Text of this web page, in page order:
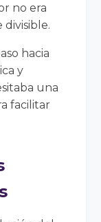
no era
hacia
y
una
facilitar